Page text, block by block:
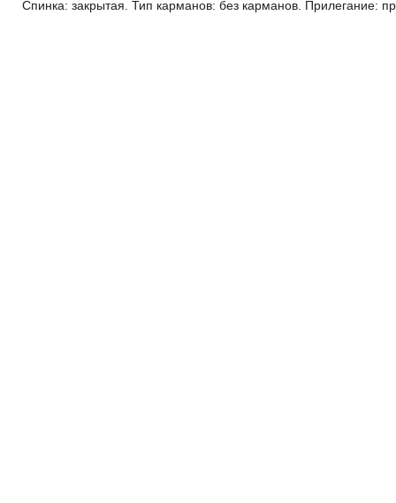
Спинка: закрытая. Тип карманов: без карманов. Прилегание: